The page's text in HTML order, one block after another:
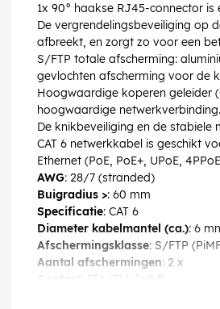
1x 90° haakse RJ45-connector
De vergrendelingsbeveiliging op
afbreekt, en zorgt zo voor een
S/FTP totale afscherming:
gevlochten afscherming voor de
Hoogwaardige koperen geleider
hoogwaardige netwerkverbinding.
De knikbeveiliging en de
CAT 6 netwerkkabel is geschikt
Ethernet (PoE, PoE+, UPoE,
AWG: 28/7 (stranded)
Buigradius >: 60 mm
Specificatie: CAT 6
Diameter kabelmantel (ca.): 6
Afschermingsklasse: S/FTP
Aantal afschermingen: 2 x
Contact
: EIA/TIA-568 B